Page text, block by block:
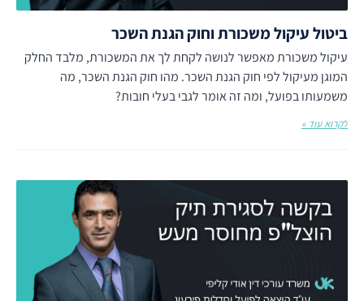
ביטול עיקול משכורת וחוק הגנת השכר
עיקול משכורת מאפשר לנושה לקחת לך את המשכורת, מלבד החלק
המוגן מעיקול לפי חוק הגנת השכר. מהו חוק הגנת השכר, מה
משמעותו בפועל, ומה זה אומר לגבי בעלי חובות?
לקרוא עוד »